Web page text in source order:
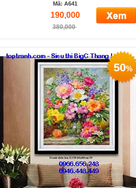
Mã: A641
190,000
380,000
50%